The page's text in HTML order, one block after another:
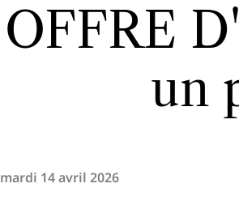
OFFRE
un
mardi 14 avril 2026